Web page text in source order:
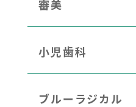
審美
小児歯科
ブルーラジカル